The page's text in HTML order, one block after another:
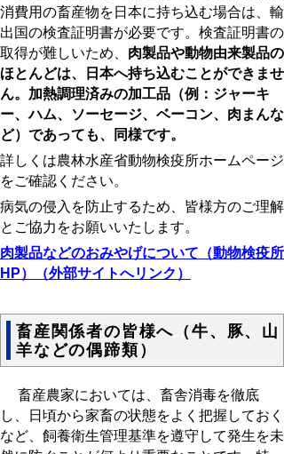
消費用の畜産物を日本に持ち込む場合は、輸
出国の検査証明書が必要です。検査証明書の
取得が難しいため、 肉製品や動物由来製品の
ほとんどは、日本へ持ち込むことができませ
ん。加熱調理済みの加工品（例：ジャーキ
ー、ハム、ソーセージ、ベーコン、肉まんな
ど）であっても、同様です。
詳しくは農林水産省動物検疫所ホームページ
をご確認ください。
病気の侵入を防止するため、皆様方のご理解
とご協力をお願いいたします。
肉製品などのおみやげについて（動物検疫所
HP）（外部サイトへリンク）
畜産関係者の皆様へ（牛、豚、山
羊などの偶蹄類）
畜産農家においては、畜舎消毒を徹底
し、日頃から家畜の状態をよく把握しておく
など、飼養衛生管理基準を遵守して発生を未